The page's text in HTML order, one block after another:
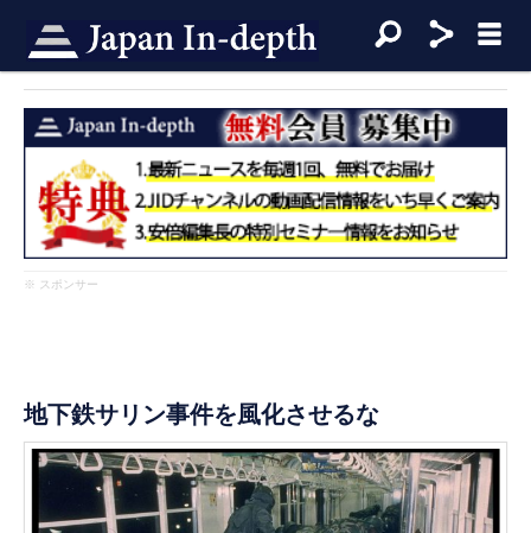
※ スポンサー
地下鉄サリン事件を風化させるな